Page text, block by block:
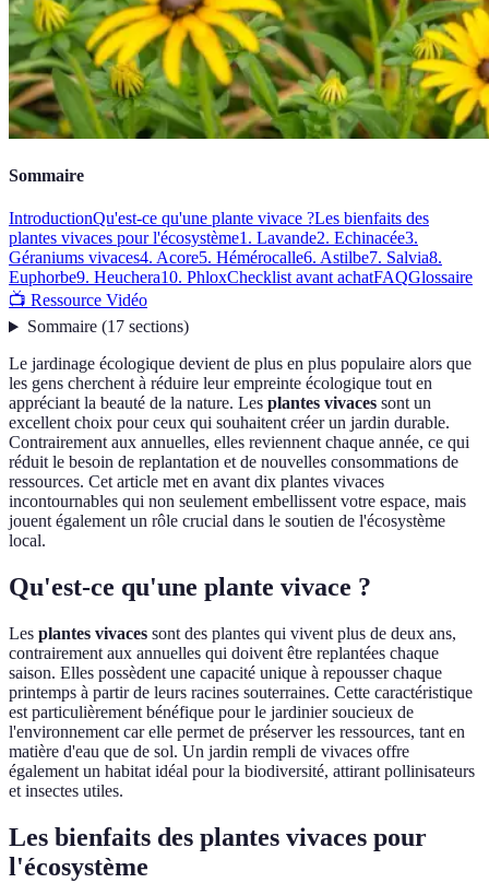
Sommaire
IntroductionQu'est-ce qu'une plante vivace ?Les bienfaits des
plantes vivaces pour l'écosystème1. Lavande2. Echinacée3.
Géraniums vivaces4. Acore5. Hémérocalle6. Astilbe7. Salvia8.
Euphorbe9. Heuchera10. PhloxChecklist avant achatFAQGlossaire
📺 Ressource Vidéo
Sommaire(17 sections)
Le jardinage écologique devient de plus en plus populaire alors que
les gens cherchent à réduire leur empreinte écologique tout en
appréciant la beauté de la nature. Les plantes vivaces sont un
excellent choix pour ceux qui souhaitent créer un jardin durable.
Contrairement aux annuelles, elles reviennent chaque année, ce qui
réduit le besoin de replantation et de nouvelles consommations de
ressources. Cet article met en avant dix plantes vivaces
incontournables qui non seulement embellissent votre espace, mais
jouent également un rôle crucial dans le soutien de l'écosystème
local.
Qu'est-ce qu'une plante vivace ?
Les plantes vivaces sont des plantes qui vivent plus de deux ans,
contrairement aux annuelles qui doivent être replantées chaque
saison. Elles possèdent une capacité unique à repousser chaque
printemps à partir de leurs racines souterraines. Cette caractéristique
est particulièrement bénéfique pour le jardinier soucieux de
l'environnement car elle permet de préserver les ressources, tant en
matière d'eau que de sol. Un jardin rempli de vivaces offre
également un habitat idéal pour la biodiversité, attirant pollinisateurs
et insectes utiles.
Les bienfaits des plantes vivaces pour
l'écosystème